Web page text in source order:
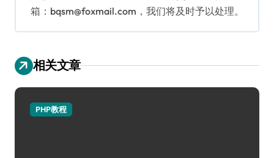
箱：bqsm@foxmail.com，我们将及时予以处理。
相关文章
PHP教程